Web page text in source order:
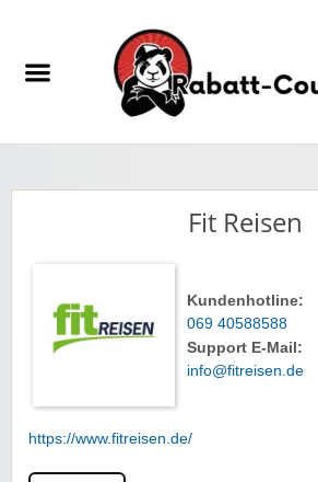
Fit Reisen
Kundenhotline:
069 40588588
Support E-Mail:
info@fitreisen.de
https://www.fitreisen.de/